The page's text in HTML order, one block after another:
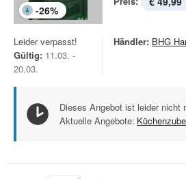
-26%
Leider verpasst!
Gültig: 11.03. -
20.03.
Händler: BHG
Dieses Angebot ist leider nicht
Aktuelle Angebote: